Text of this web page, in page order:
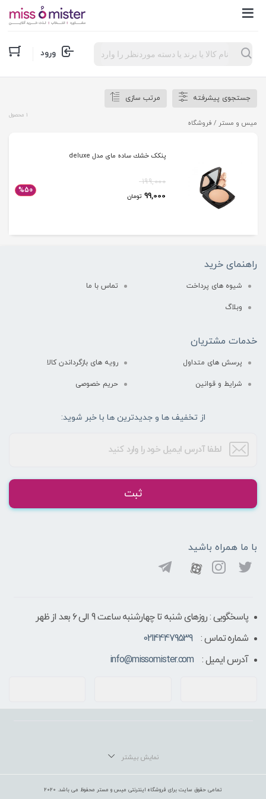
Products
search ورود
جستجوی پیشرفته مرتب سازی
میس و مستر / فروشگاه
1 محصول
پنکک خشك ساده مای مدل deluxe
199,000
99,000 تومان
%50
راهنمای خرید
شیوه های پرداخت تماس با ما
وبلاگ
خدمات مشتریان
پرسش های متداول رویه های بازگرداندن کالا
شرایط و قوانین حریم خصوصی
از تخفیف ها و جدیدترین ها با خبر شوید:
ثبت
با ما همراه باشید
پاسخگویی : روزهای شنبه تا چهارشنبه ساعت 9 الی ۶ بعد از ظهر
شماره تماس :
02144479539
آدرس ایمیل :
info@missomister.com
تمامی حقوق سایت برای فروشگاه اینترنتی میس و مستر محفوظ می باشد. 2020